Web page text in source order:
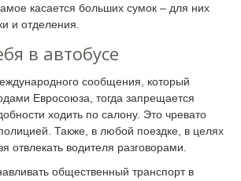
касается больших сумок – для них
и отделения.
в автобусе
сообщения, который
Евросоюза, тогда запрещается
ходить по салону. Это чревато
Также, в любой поездке, в целях
отвлекать водителя разговорами.
общественный транспорт в